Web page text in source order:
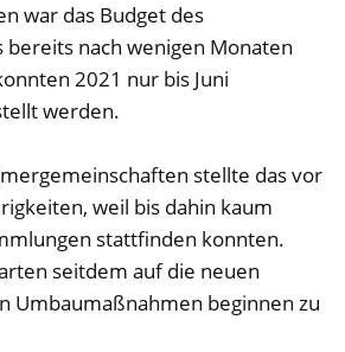
war das Budget des
nach wenigen Monaten
2021 nur bis Juni
werden.
stellte das vor
weil bis dahin kaum
stattfinden konnten.
seitdem auf die neuen
Umbaumaßnahmen beginnen zu